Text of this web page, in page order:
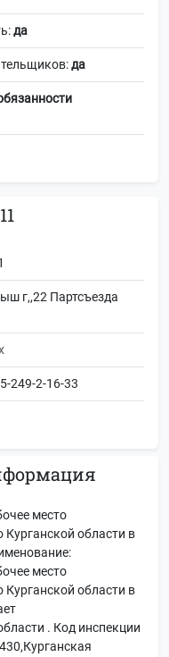
да
да
г,,22 Партсъезда
249-2-16-33
место
области в
место
области в
. Код инспекции